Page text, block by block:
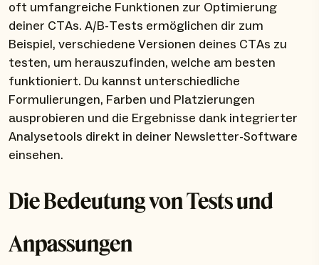
oft umfangreiche Funktionen zur Optimierung
deiner CTAs. A/B-Tests ermöglichen dir zum
Beispiel, verschiedene Versionen deines CTAs zu
testen, um herauszufinden, welche am besten
funktioniert. Du kannst unterschiedliche
Formulierungen, Farben und Platzierungen
ausprobieren und die Ergebnisse dank integrierter
Analysetools direkt in deiner Newsletter-Software
einsehen.
Die Bedeutung von Tests und
Anpassungen